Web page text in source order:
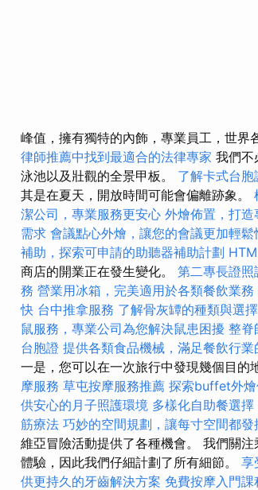
峰值，擁有獨特的內飾，專業員工，世界
律師推薦中找到最適合的法律專家 我們不
泳池以及壯觀的全景甲板。 了解卡式台
其是在夏天，開放時間可能會偏離跡象。
潔公司，專業服務更安心 外燴佈置，打
需求 會議點心外燴，讓您的會議更加輕鬆
補助，探索可申請的助聽器補助計劃
商店的開業正在發生變化。 第二專長證照
務 營業用冰箱，完美適用於各類餐飲業務
快 台中推拿服務 了解骨灰罈的種類與選
鼠服務，專業公司為您解決鼠患困擾 整脊
台胞證 提供各類食品機械，滿足餐飲行業
一是，您可以在一次旅行中發現幾個目的
摩服務 草屯按摩服務推薦 探索buffet外燴
供安心的月子照護環境 多樣化自助餐選
筋療法 巧妙的空間規劃，讓每寸空間都發
維亞冒險活動提供了各種機會。 我們關
體驗，因此我們仔細計劃了所有細節。 享
供更持久的牙齒解決方案 免費按摩入門課